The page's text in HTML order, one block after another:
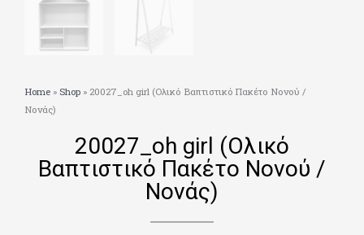
Home » Shop » 20027_oh girl (Ολικό Βαπτιστικό Πακέτο Νονού /
Νονάς)
20027_oh girl (Ολικό
Βαπτιστικό Πακέτο Νονού /
Νονάς)